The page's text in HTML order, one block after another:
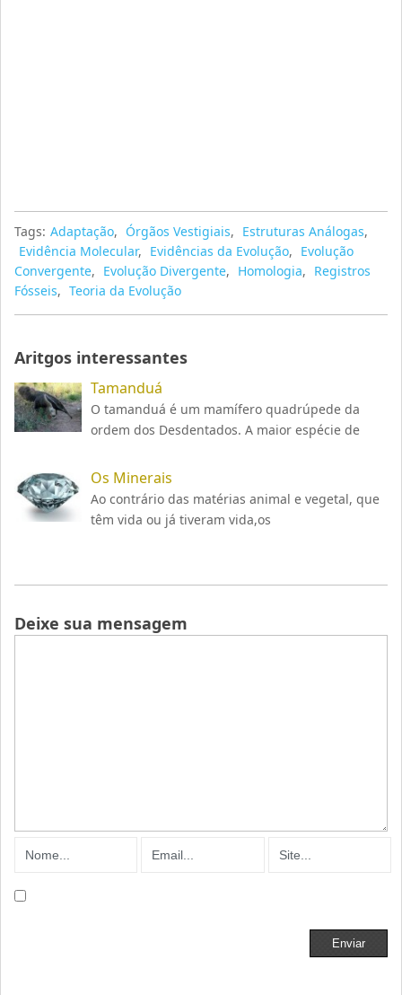
Tags: Adaptação, Órgãos Vestigiais, Estruturas Análogas,
Evidência Molecular, Evidências da Evolução, Evolução
Convergente, Evolução Divergente, Homologia, Registros
Fósseis, Teoria da Evolução
Aritgos interessantes
Tamanduá
O tamanduá é um mamífero quadrúpede da
ordem dos Desdentados. A maior espécie de
Os Minerais
Ao contrário das matérias animal e vegetal, que
têm vida ou já tiveram vida,os
Deixe sua mensagem